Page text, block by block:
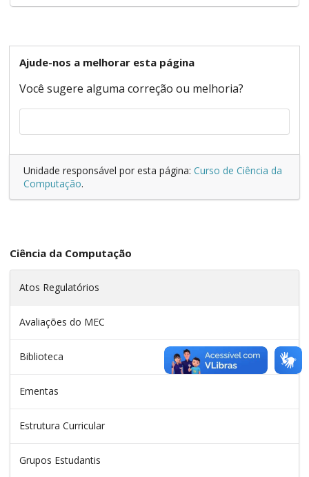
Ajude-nos a melhorar esta página
Você sugere alguma correção ou melhoria?
Unidade responsável por esta página: Curso de Ciência da
Computação.
Ciência da Computação
Atos Regulatórios
Avaliações do MEC
Biblioteca
Ementas
Estrutura Curricular
Grupos Estudantis